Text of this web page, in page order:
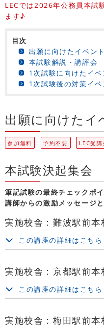
LECでは2026年公務員本試
ます♪
目次
出願に向けたイベント
本試験解説・講評会
1次試験に向けたイベ
1次試験後の対策イベ
出願に向けたイ
参加無料 予約不要 LEC受
本試験決起集会
筆記試験の最終チェックポ
講師からの激励メッセージ
実施校舎：難波駅前本
この講座の詳細はこちら
実施校舎：京都駅前本
この講座の詳細はこちら
実施校舎：梅田駅前本